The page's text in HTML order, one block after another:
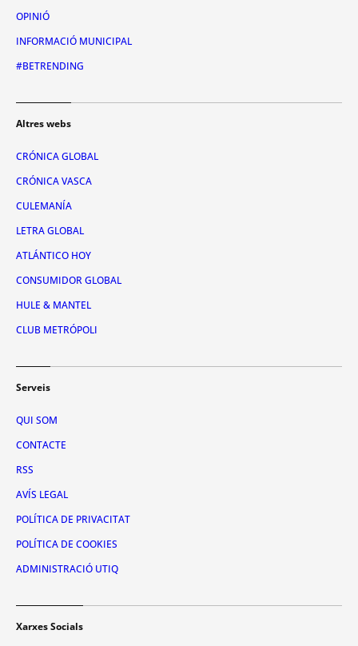
OPINIÓ
INFORMACIÓ MUNICIPAL
#BETRENDING
Altres webs
CRÓNICA GLOBAL
CRÓNICA VASCA
CULEMANÍA
LETRA GLOBAL
ATLÁNTICO HOY
CONSUMIDOR GLOBAL
HULE & MANTEL
CLUB METRÓPOLI
Serveis
QUI SOM
CONTACTE
RSS
AVÍS LEGAL
POLÍTICA DE PRIVACITAT
POLÍTICA DE COOKIES
ADMINISTRACIÓ UTIQ
Xarxes Socials